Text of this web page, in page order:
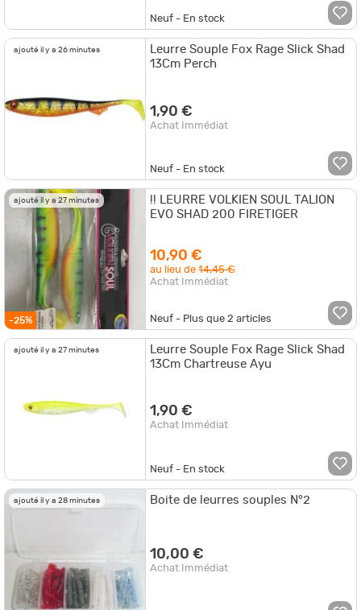
Neuf - En stock
ajouté il y a 26 minutes
Leurre Souple Fox Rage Slick Shad
13Cm Perch
1,90 €
Achat Immédiat
Neuf - En stock
ajouté il y a 27 minutes
-25%
!! LEURRE VOLKIEN SOUL TALION
EVO SHAD 200 FIRETIGER
10,90 €
au lieu de14,45 €
Achat Immédiat
Neuf - Plus que2 articles
ajouté il y a 27 minutes
Leurre Souple Fox Rage Slick Shad
13Cm Chartreuse Ayu
1,90 €
Achat Immédiat
Neuf - En stock
ajouté il y a 28 minutes Boite de leurres souples N°2
10,00 €
Achat Immédiat